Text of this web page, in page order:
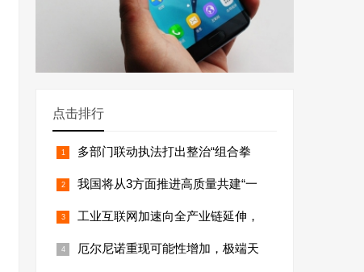
点击排行
多部门联动执法打出整治“组合拳
我国将从3方面推进高质量共建“一
工业互联网加速向全产业链延伸，
厄尔尼诺重现可能性增加，极端天